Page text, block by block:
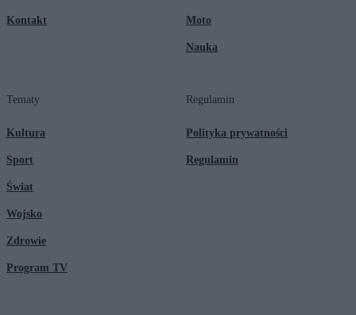
Kontakt Moto
Nauka
Tematy
Kultura
Sport
Świat
Wojsko
Zdrowie
Program TV
Regulamin
Polityka prywatności
Regulamin